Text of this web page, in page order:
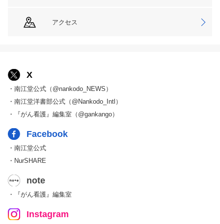
アクセス
X
・南江堂公式（@nankodo_NEWS）
・南江堂洋書部公式（@Nankodo_Intl）
・『がん看護』編集室（@gankango）
Facebook
・南江堂公式
・NurSHARE
note
・『がん看護』編集室
Instagram